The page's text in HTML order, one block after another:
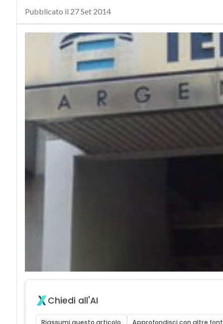
Pubblicato il 27 Set 2014
Chiedi all'AI